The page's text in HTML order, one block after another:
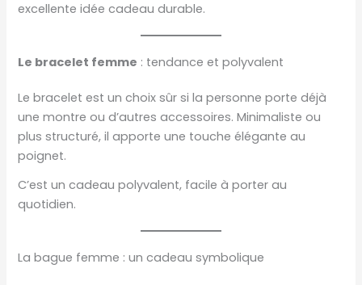
excellente idée cadeau durable.
Le bracelet femme : tendance et polyvalent
Le bracelet est un choix sûr si la personne porte déjà
une montre ou d’autres accessoires. Minimaliste ou
plus structuré, il apporte une touche élégante au
poignet.
C’est un cadeau polyvalent, facile à porter au
quotidien.
La bague femme : un cadeau symbolique